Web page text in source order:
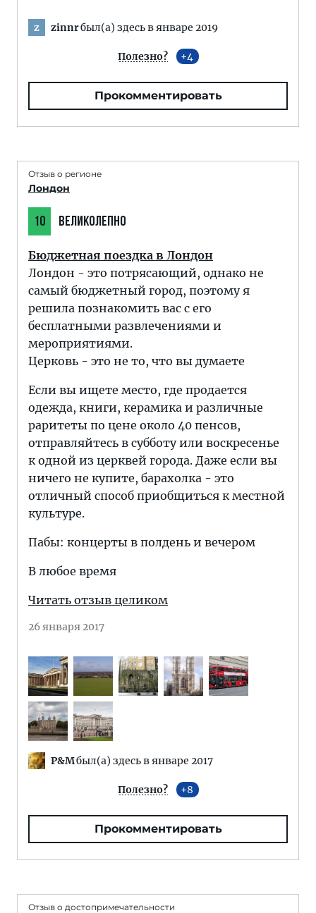
z zinnrбыл(а) здесь в январе 2019
Полезно? 4
Прокомментировать
Отзыв о регионе
Лондон
10 ВЕЛИКОЛЕПНО
Бюджетная поездка в Лондон
Лондон - это потрясающий, однако не
самый бюджетный город, поэтому я
решила познакомить вас с его
бесплатными развлечениями и
мероприятиями.
Церковь - это не то, что вы думаете
Если вы ищете место, где продается
одежда, книги, керамика и различные
раритеты по цене около 40 пенсов,
отправляйтесь в субботу или воскресенье
к одной из церквей города. Даже если вы
ничего не купите, барахолка - это
отличный способ приобщиться к местной
культуре.
Пабы: концерты в полдень и вечером
В любое время
Читать отзыв целиком
26 января 2017
P&Mбыл(а) здесь в январе 2017
Полезно? 8
Прокомментировать
Отзыв о достопримечательности